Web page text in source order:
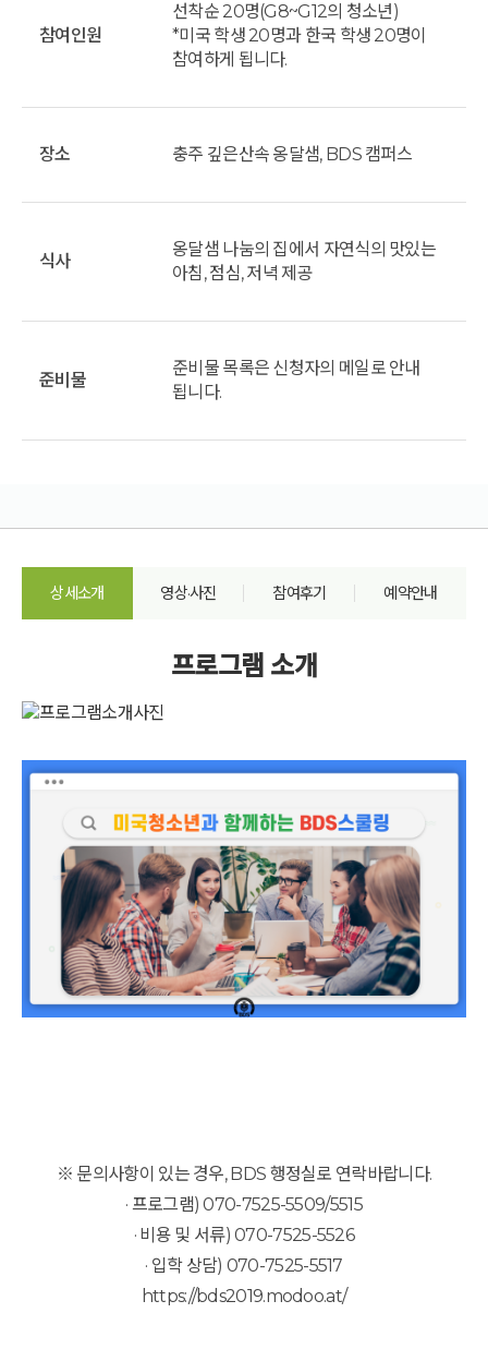
참여인원
선착순 20명(G8~G12의 청소년)
*미국 학생 20명과 한국 학생 20명이
참여하게 됩니다.
장소 충주 깊은산속 옹달샘, BDS 캠퍼스
식사
옹달샘 나눔의 집에서 자연식의 맛있는
아침, 점심, 저녁 제공
준비물
준비물 목록은 신청자의 메일로 안내
됩니다.
상세소개 영상·사진 참여후기 예약안내
프로그램 소개
※ 문의사항이 있는 경우, BDS 행정실로 연락바랍니다.
· 프로그램) 070-7525-5509/5515
· 비용 및 서류) 070-7525-5526
· 입학 상담) 070-7525-5517
https://bds2019.modoo.at/